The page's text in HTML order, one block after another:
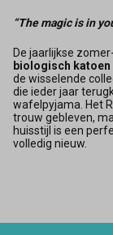
“The magic is in
De jaarlijkse
biologisch katoen
de wisselende
die ieder jaar
wafelpyjama. Het
trouw gebleven,
huisstijl is een
volledig nieuw.